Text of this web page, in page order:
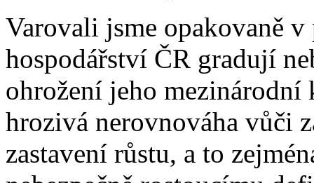
Varovali jsme opakovaně
hospodářství ČR gradují
ohrožení jeho
hrozivá nerovnováha vůči
zastavení růstu, a to